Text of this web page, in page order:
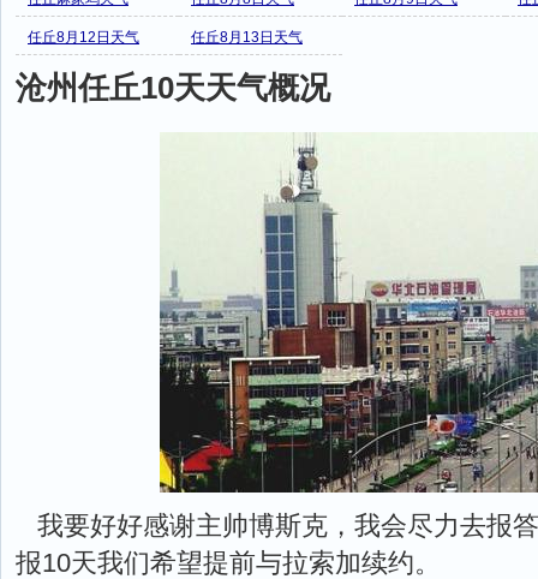
任丘8月12日天气 任丘8月13日天气
沧州任丘10天天气概况
我要好好感谢主帅博斯克，我会尽力去报
报10天我们希望提前与拉索加续约。